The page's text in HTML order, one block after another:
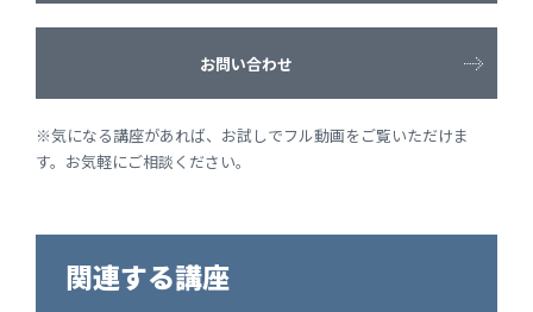
お問い合わせ
※気になる講座があれば、お試しでフル動画をご覧いただけま
す。お気軽にご相談ください。
関連する講座